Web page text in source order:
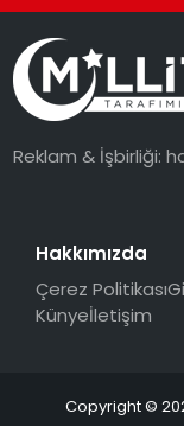
Reklam & İşbirliği:
Hakkımızda
Çerez Politikası
Künyeİletişim
Copyright ©